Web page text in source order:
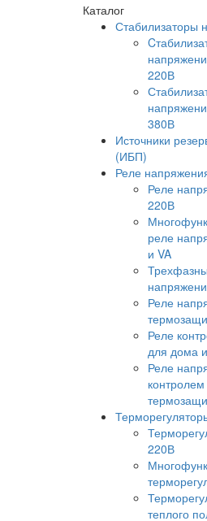
Каталог
Стабилизаторы
220В
380В
Источники
(ИБП)
Реле
Реле
220В
реле
и VA
Реле
Реле
для дома
Реле
контролем
220В
теплого